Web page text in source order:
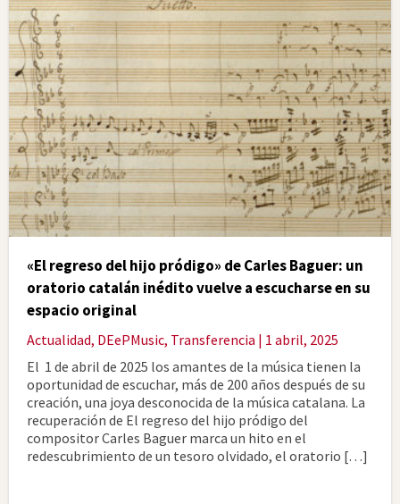
«El regreso del hijo pródigo» de Carles Baguer: un
oratorio catalán inédito vuelve a escucharse en su
espacio original
Actualidad, DEePMusic, Transferencia | 1 abril, 2025
El 1 de abril de 2025 los amantes de la música tienen la
oportunidad de escuchar, más de 200 años después de su
creación, una joya desconocida de la música catalana. La
recuperación de El regreso del hijo pródigo del
compositor Carles Baguer marca un hito en el
redescubrimiento de un tesoro olvidado, el oratorio […]